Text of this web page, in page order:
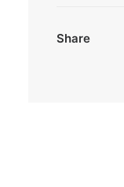
Share